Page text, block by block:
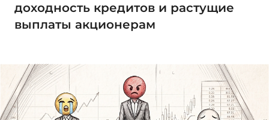
доходность кредитов и растущие
выплаты акционерам